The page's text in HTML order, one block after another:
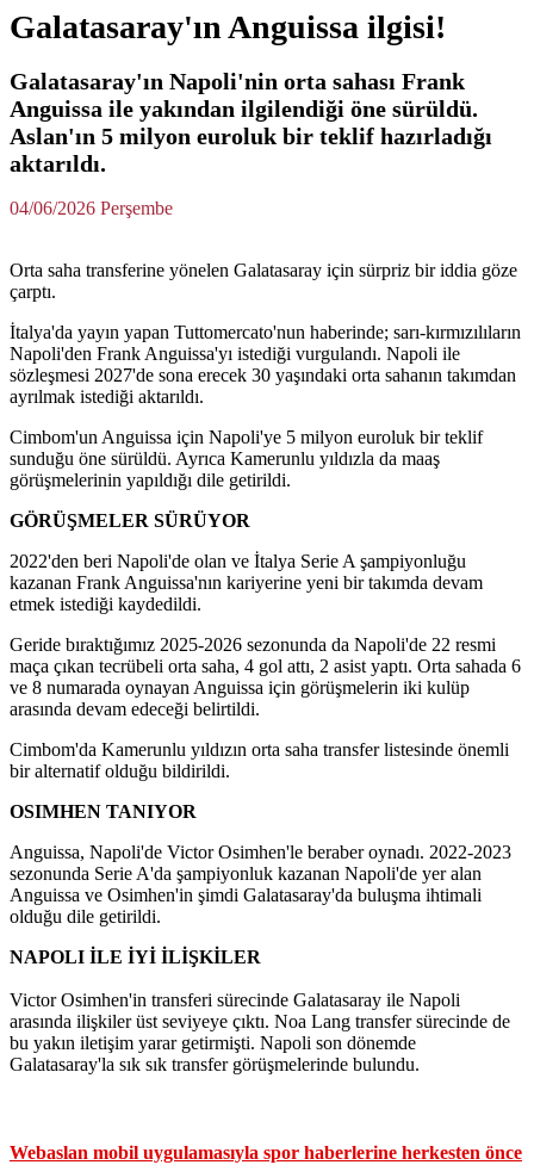
Galatasaray'ın Anguissa ilgisi!
Galatasaray'ın Napoli'nin orta sahası Frank
Anguissa ile yakından ilgilendiği öne sürüldü.
Aslan'ın 5 milyon euroluk bir teklif hazırladığı
aktarıldı.
04/06/2026 Perşembe
Orta saha transferine yönelen Galatasaray için sürpriz bir iddia göze
çarptı.
İtalya'da yayın yapan Tuttomercato'nun haberinde; sarı-kırmızılıların
Napoli'den Frank Anguissa'yı istediği vurgulandı. Napoli ile
sözleşmesi 2027'de sona erecek 30 yaşındaki orta sahanın takımdan
ayrılmak istediği aktarıldı.
Cimbom'un Anguissa için Napoli'ye 5 milyon euroluk bir teklif
sunduğu öne sürüldü. Ayrıca Kamerunlu yıldızla da maaş
görüşmelerinin yapıldığı dile getirildi.
GÖRÜŞMELER SÜRÜYOR
2022'den beri Napoli'de olan ve İtalya Serie A şampiyonluğu
kazanan Frank Anguissa'nın kariyerine yeni bir takımda devam
etmek istediği kaydedildi.
Geride bıraktığımız 2025-2026 sezonunda da Napoli'de 22 resmi
maça çıkan tecrübeli orta saha, 4 gol attı, 2 asist yaptı. Orta sahada 6
ve 8 numarada oynayan Anguissa için görüşmelerin iki kulüp
arasında devam edeceği belirtildi.
Cimbom'da Kamerunlu yıldızın orta saha transfer listesinde önemli
bir alternatif olduğu bildirildi.
OSIMHEN TANIYOR
Anguissa, Napoli'de Victor Osimhen'le beraber oynadı. 2022-2023
sezonunda Serie A'da şampiyonluk kazanan Napoli'de yer alan
Anguissa ve Osimhen'in şimdi Galatasaray'da buluşma ihtimali
olduğu dile getirildi.
NAPOLI İLE İYİ İLİŞKİLER
Victor Osimhen'in transferi sürecinde Galatasaray ile Napoli
arasında ilişkiler üst seviyeye çıktı. Noa Lang transfer sürecinde de
bu yakın iletişim yarar getirmişti. Napoli son dönemde
Galatasaray'la sık sık transfer görüşmelerinde bulundu.
Webaslan mobil uygulamasıyla spor haberlerine herkesten önce